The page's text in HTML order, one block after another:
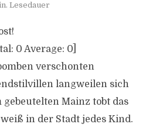
Lesedauer
0 Average: 0]
verschonten
langweilen sich
gebeutelten Mainz tobt das
in der Stadt jedes Kind.